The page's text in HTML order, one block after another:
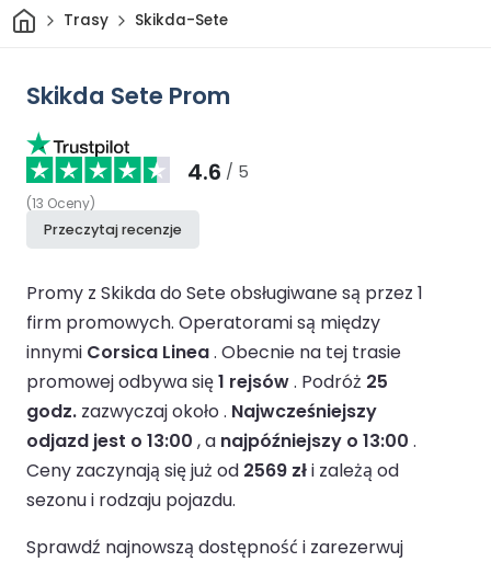
DomTrasy Skikda-Sete
Skikda Sete Prom
4.6 / 5
(13 Oceny)
Przeczytaj recenzje
Promy z Skikda do Sete obsługiwane są przez 1
firm promowych. Operatorami są między
innymi Corsica Linea. Obecnie na tej trasie
promowej odbywa się1 rejsów. Podróż 25
godz. zazwyczaj około . Najwcześniejszy
odjazd jest o 13:00 , a najpóźniejszy o 13:00 .
Ceny zaczynają się już od 2569 złi zależą od
sezonu i rodzaju pojazdu.
Sprawdź najnowszą dostępność i zarezerwuj